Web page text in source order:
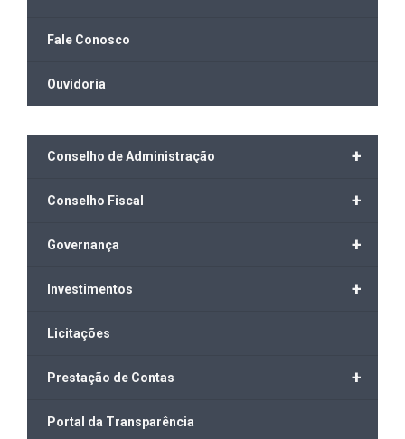
Fale Conosco
Ouvidoria
+
Conselho de Administração
+
Conselho Fiscal
+
Governança
+
Investimentos
Licitações
+
Prestação de Contas
Portal da Transparência